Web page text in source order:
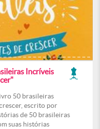
Incríveis
50 brasileiras
escrito por
de 50 brasileiras
suas histórias